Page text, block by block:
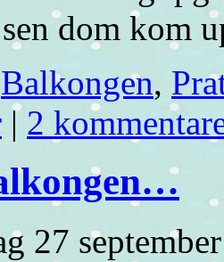
dom kom
Balkongen,
| 2
27